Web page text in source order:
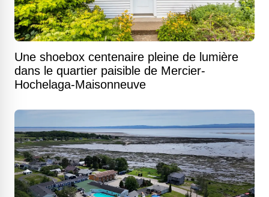
Une shoebox centenaire pleine de lumière
dans le quartier paisible de Mercier-
Hochelaga-Maisonneuve